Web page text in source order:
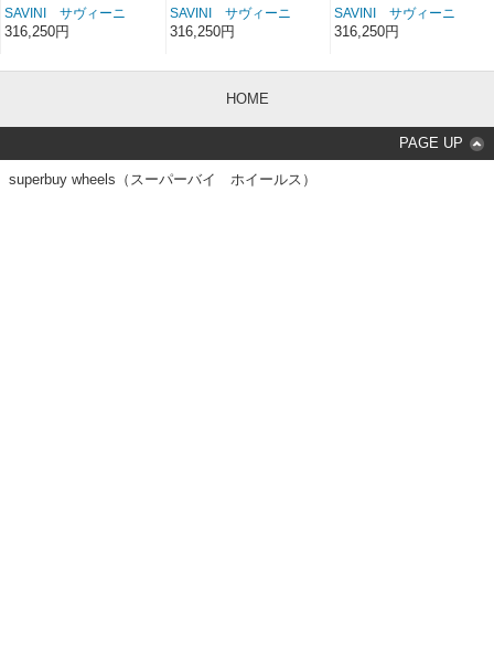
SAVINI サヴィーニ
BLACK di FORZA BM-
316,250円
SAVINI サヴィーニ
BLACK di FORZA BM-
316,250円
SAVINI サヴィーニ
BLACK di FORZA BM-
316,250円
HOME
PAGE UP
superbuy wheels（スーパーバイ ホイールス）